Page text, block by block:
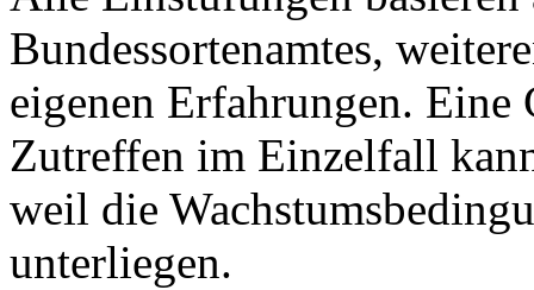
Bundessortenamtes,
eigenen Erfahrungen.
Zutreffen im Einzelfall
weil die
unterliegen.